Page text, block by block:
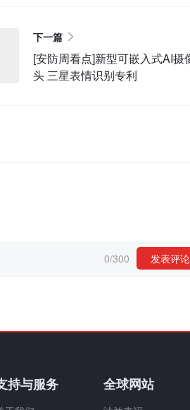
下一篇
[安防周看点]新型可嵌入式AI摄
头 三星表情识别专利
0/300 发表评论
持与服务 全球网站